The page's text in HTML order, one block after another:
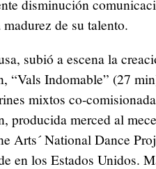
disminución
de su talento.
subió a escena la
“Vals Indomable” (27
mixtos co-
producida merced al
Arts´ National Dance
en los Estados Unidos.